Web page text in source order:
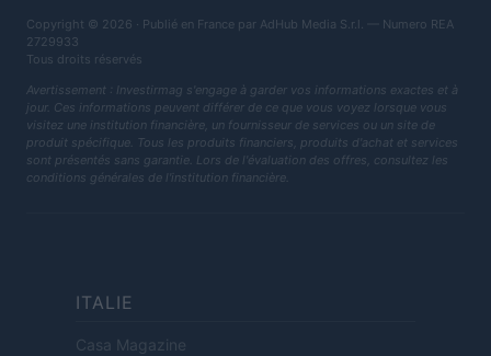
Copyright © 2026 · Publié en France par AdHub Media S.r.l. — Numero REA
2729933
Tous droits réservés
Avertissement : Investirmag s'engage à garder vos informations exactes et à
jour. Ces informations peuvent différer de ce que vous voyez lorsque vous
visitez une institution financière, un fournisseur de services ou un site de
produit spécifique. Tous les produits financiers, produits d'achat et services
sont présentés sans garantie. Lors de l'évaluation des offres, consultez les
conditions générales de l'institution financière.
ITALIE
Casa Magazine